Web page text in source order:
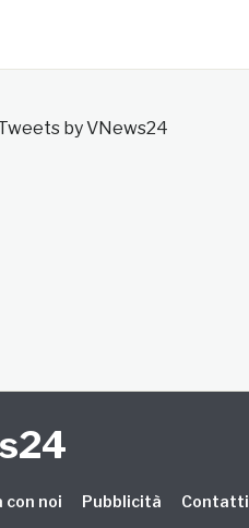
by VNews24
con noi Pubblicità Contatti